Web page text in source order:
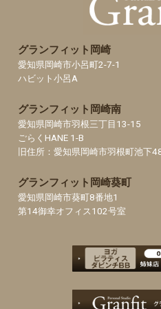
グランフィット岡崎
愛知県岡崎市小呂町2-7-1
ハビット小呂A
グランフィット岡崎南
愛知県岡崎市羽根三丁目13-15
ごらくHANE 1-B
旧住所：愛知県岡崎市羽根町池下
グランフィット岡崎葵町
愛知県岡崎市葵町8番地1
第14御幸オフィス102号室